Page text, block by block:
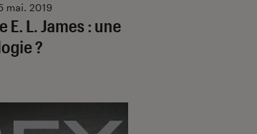
E. L. James : une
?
mai. 2019